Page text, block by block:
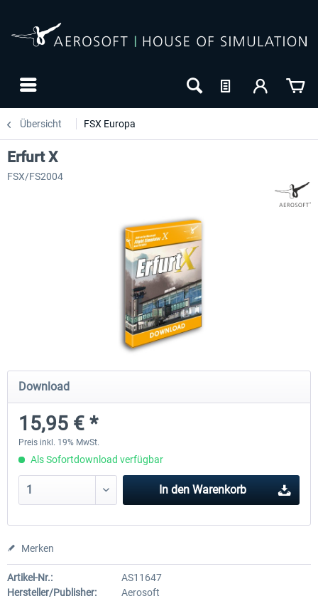
Übersicht FSX Europa
Mega Airport Frankfurt V2.0
29,95 € *
Mega Airport Berlin
Erfurt X
FSX/FS2004
Download
15,95 € *
Preis inkl. 19% MwSt.
Als Sofortdownload verfügbar
In den Warenkorb
Merken
Artikel-Nr.:
AS11647
Hersteller/Publisher:
Aerosoft